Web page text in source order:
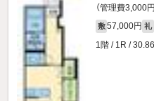
（管理費3,000円
敷 57,000円 礼
1階 / 1R /